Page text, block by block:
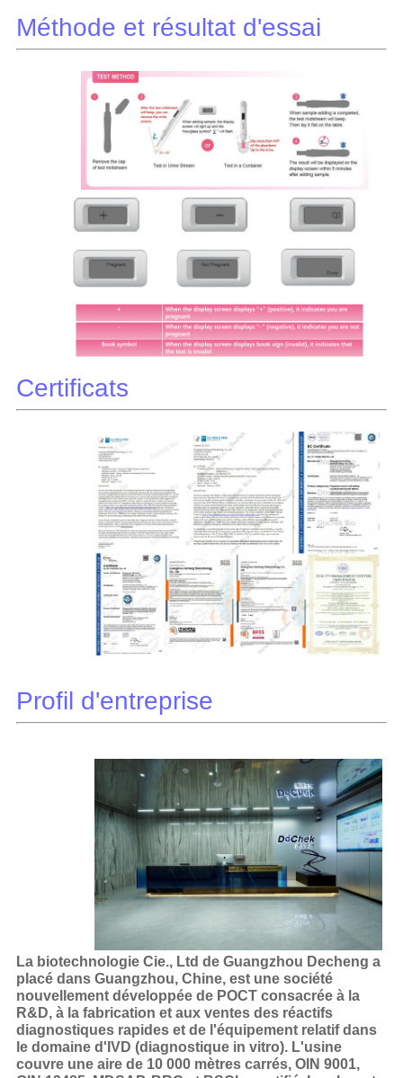
Méthode et résultat d'essai
Certificats
Profil d'entreprise
La biotechnologie Cie., Ltd de Guangzhou Decheng a
placé dans Guangzhou, Chine, est une société
nouvellement développée de POCT consacrée à la
R&D, à la fabrication et aux ventes des réactifs
diagnostiques rapides et de l'équipement relatif dans
le domaine d'IVD (diagnostique in vitro). L'usine
couvre une aire de 10 000 mètres carrés, OIN 9001,